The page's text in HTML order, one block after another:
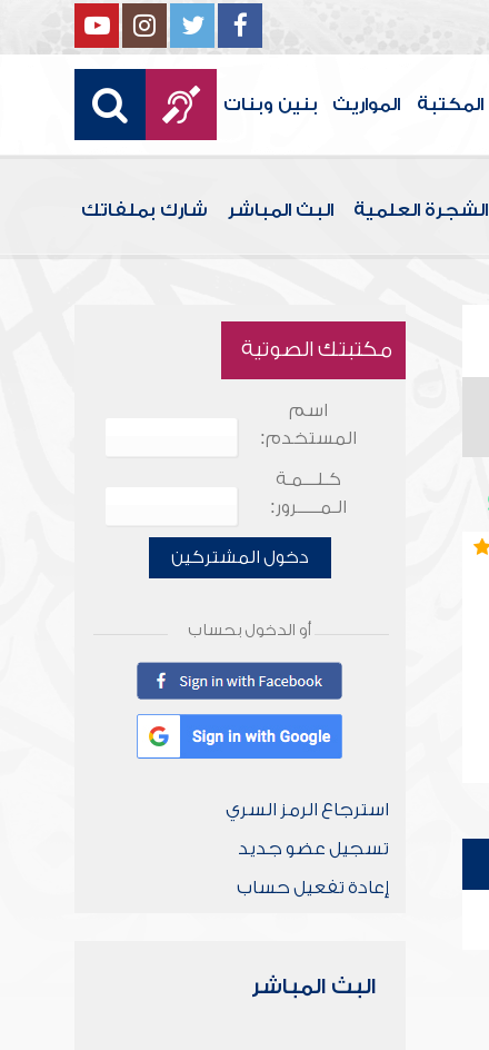
المكتبة المواريث بنين وبنات
الشجرة العلمية البث المباشر شارك بملفاتك
مكتبتك الصوتية
اسم
المستخدم:
كـلـــمـة
الـمـــــرور:
دخول المشتركين
أو الدخول بحساب
استرجاع الرمز السري
تسجيل عضو جديد
إعادة تفعيل حساب
البث المباشر